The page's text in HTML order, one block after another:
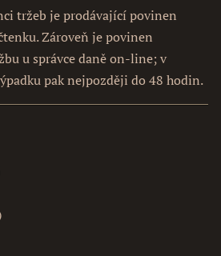
tržeb je prodávající povinen
Zároveň je povinen
u správce daně on-line; v
pak nejpozději do 48 hodin.